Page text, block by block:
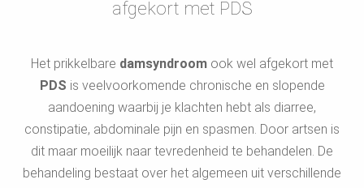
afgekort met PDS
Het prikkelbare damsyndroom ook wel afgekort met
PDS is veelvoorkomende chronische en slopende
aandoening waarbij je klachten hebt als diarree,
constipatie, abdominale pijn en spasmen. Door artsen is
dit maar moeilijk naar tevredenheid te behandelen. De
behandeling bestaat over het algemeen uit verschillende